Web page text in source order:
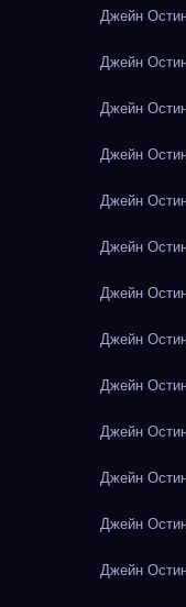
Джейн
Джейн
Джейн
Джейн
Джейн
Джейн
Джейн
Джейн
Джейн
Джейн
Джейн
Джейн
Джейн